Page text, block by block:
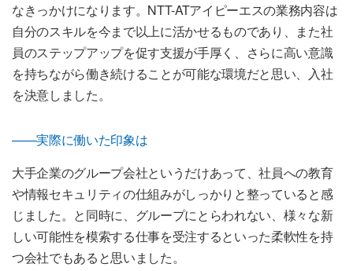
なきっかけになります。NTT-ATアイピーエスの業務内容は
自分のスキルを今まで以上に活かせるものであり、また社
員のステップアップを促す支援が手厚く、さらに高い意識
を持ちながら働き続けることが可能な環境だと思い、入社
を決意しました。
——実際に働いた印象は
大手企業のグループ会社というだけあって、社員への教育
や情報セキュリティの仕組みがしっかりと整っていると感
じました。と同時に、グループにとらわれない、様々な新
しい可能性を模索する仕事を受注するといった柔軟性を持
つ会社でもあると思いました。